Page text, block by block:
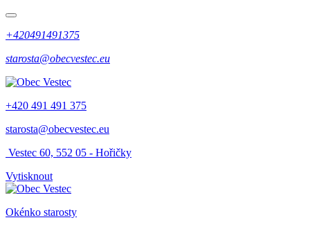
+420491491375
starosta@obecvestec.eu
+420 491 491 375
starosta@obecvestec.eu
Vestec 60, 552 05 - Hořičky
Vytisknout
Okénko starosty